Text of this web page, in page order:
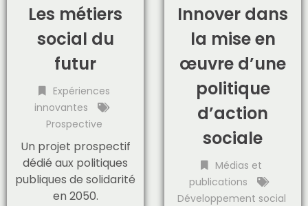
Les métiers
social du
futur
Expériences
innovantes
Prospective
Un projet prospectif
dédié aux politiques
publiques de solidarité
en 2050.
Innover dans
la mise en
œuvre d’une
politique
d’action
sociale
Médias et
publications
Développement social